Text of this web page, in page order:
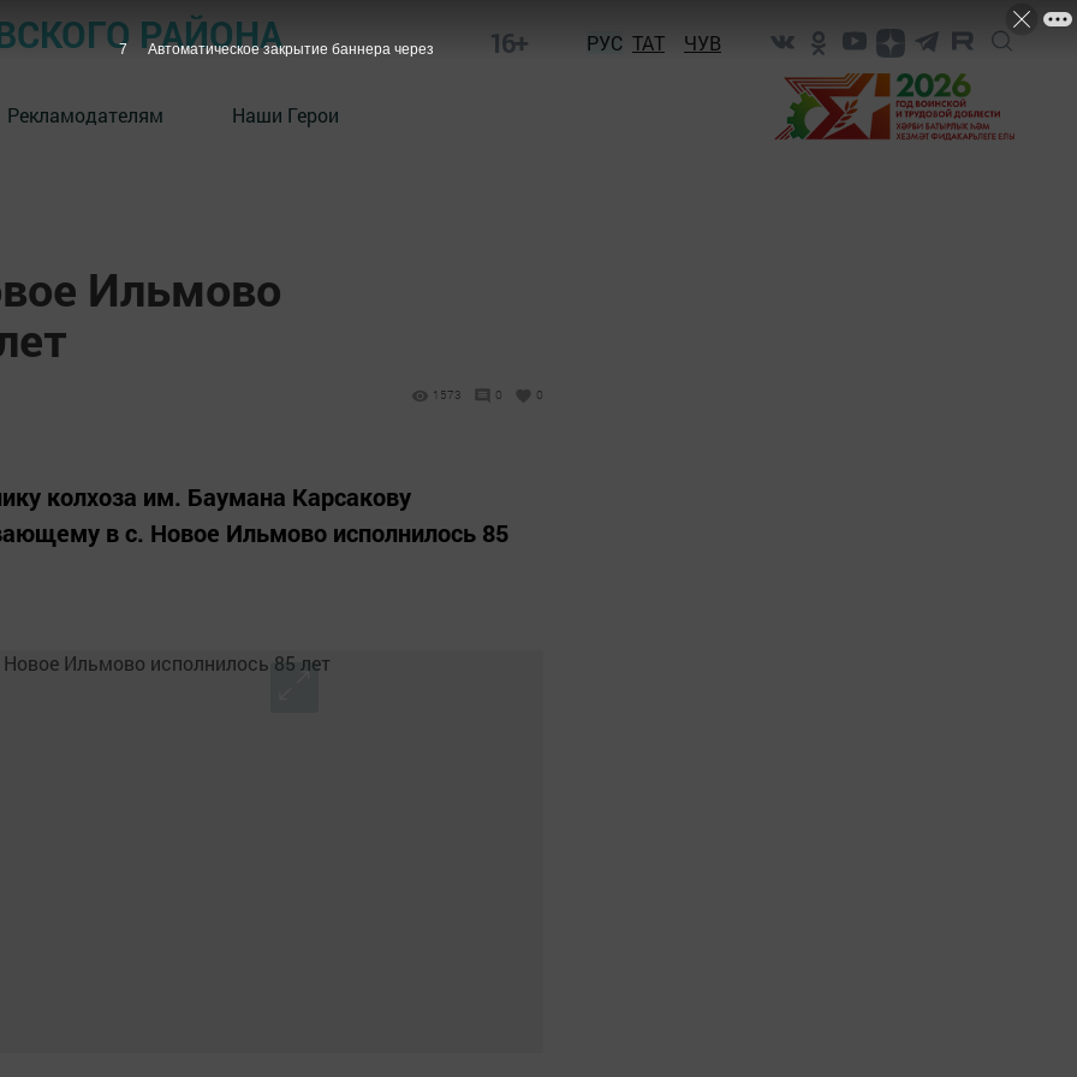
РАЙОНА 16+ РУС ТАТ ЧУВ
Рекламодателям Наши Герои
Ильмово
1573 0 0
колхоза им. Баумана Карсакову
в с. Новое Ильмово исполнилось 85
6 Автоматическое закрытие баннера через